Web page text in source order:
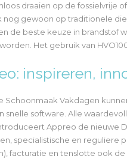
draaien op de fossielvrije
nog gewoon op traditionele
de beste keuze in brandstof
Het gebruik van
inspireren,
Schoonmaak Vakdagen
snelle software. Alle
Appreo de nieuwe
specialistische en reguliere
facturatie en tenslotte ook